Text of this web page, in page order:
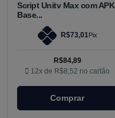
Script Unitv Max com APK
Base...
R$73,01Pix
R$84,89
12x de R$8,52 no cartão
Comprar